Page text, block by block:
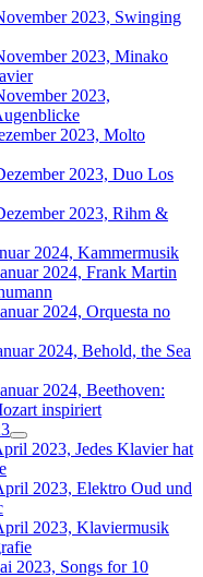
2023, Swinging
2023, Minako
2023,
2023, Molto
2023, Duo Los
2023, Rihm &
2024, Kammermusik
2024, Frank Martin
2024, Orquesta no
2024, Behold, the Sea
2024, Beethoven:
inspiriert
2023, Jedes Klavier hat
2023, Elektro Oud und
2023, Klaviermusik
2023, Songs for 10